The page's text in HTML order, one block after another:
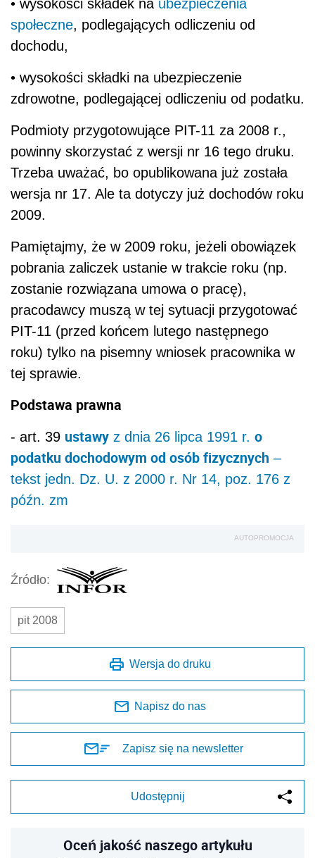
• wysokości składek na ubezpieczenia
społeczne, podlegających odliczeniu od
dochodu,
• wysokości składki na ubezpieczenie
zdrowotne, podlegającej odliczeniu od podatku.
Podmioty przygotowujące PIT-11 za 2008 r.,
powinny skorzystać z wersji nr 16 tego druku.
Trzeba uważać, bo opublikowana już została
wersja nr 17. Ale ta dotyczy już dochodów roku
2009.
Pamiętajmy, że w 2009 roku, jeżeli obowiązek
pobrania zaliczek ustanie w trakcie roku (np.
zostanie rozwiązana umowa o pracę),
pracodawcy muszą w tej sytuacji przygotować
PIT-11 (przed końcem lutego następnego
roku) tylko na pisemny wniosek pracownika w
tej sprawie.
Podstawa prawna
- art. 39 ustawy z dnia 26 lipca 1991 r. o
podatku dochodowym od osób fizycznych –
tekst jedn. Dz. U. z 2000 r. Nr 14, poz. 176 z
późn. zm
AUTOPROMOCJA
Źródło:
pit 2008
Wersja do druku
Napisz do nas
Zapisz się na newsletter
Udostępnij
Oceń jakość naszego artykułu